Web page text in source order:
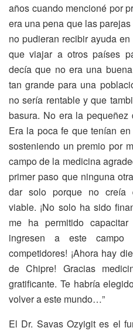
años cuando mencioné por
era una pena que las
no pudieran recibir ayuda
que viajar a otros países
decía que no era una
tan grande para una
no sería rentable y que
basura. No era la
Era la poca fe que tenían
sosteniendo un premio por
campo de la medicina
primer paso que ninguna
dar solo porque no creía
viable. ¡No solo ha sido
me ha permitido
ingresen a este
competidores! ¡Ahora hay
de Chipre! Gracias
gratificante. Te habría
volver a este mundo…”
El Dr. Savas Ozyigit es el